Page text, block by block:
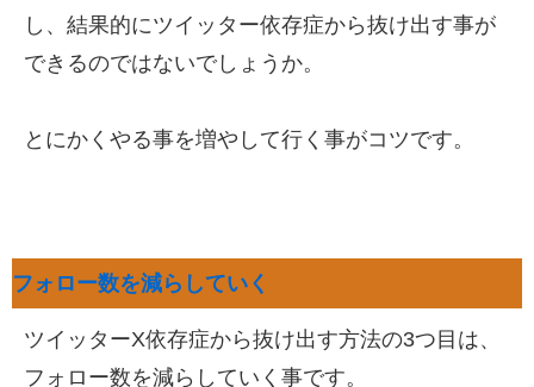
し、結果的にツイッター依存症から抜け出す事が
できるのではないでしょうか。
とにかくやる事を増やして行く事がコツです。
フォロー数を減らしていく
ツイッターX依存症から抜け出す方法の3つ目は、
フォロー数を減らしていく事です。